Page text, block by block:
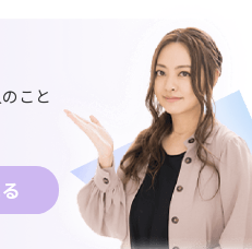
こと